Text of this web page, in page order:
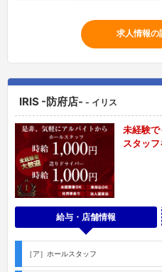
求人情報の
IRIS -防府店- - イリス
未経験
スタッ
給与・店舗情報
［ア］ホールスタッフ